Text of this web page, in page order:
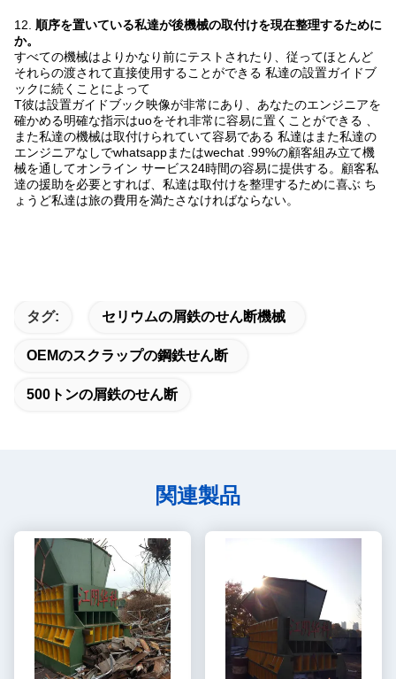
12. 順序を置いている私達が後機械の取付けを現在整理するために
か。
すべての機械はよりかなり前にテストされたり、従ってほとんど
それらの渡されて直接使用することができる 私達の設置ガイドブ
ックに続くことによって
T彼は設置ガイドブック映像が非常にあり、あなたのエンジニアを
確かめる明確な指示はuoをそれ非常に容易に置くことができる
また私達の機械は取付けられていて容易である 私達はまた私達の
エンジニアなしでwhatsappまたはwechat .99%の顧客組み立て機
械を通してオンライン サービス24時間の容易に提供する。 顧客私
達の援助を必要とすれば、私達は取付けを整理するために喜ぶ ち
ょうど私達は旅の費用を満たさなければならない。
タグ: セリウムの屑鉄のせん断機械
OEMのスクラップの鋼鉄せん断
500トンの屑鉄のせん断
関連製品